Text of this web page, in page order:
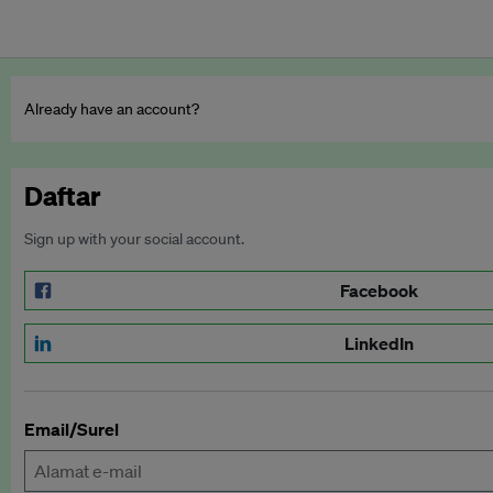
Already have an account?
Daftar
Sign up with your social account.
Facebook
LinkedIn
Email/Surel